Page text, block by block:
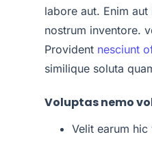
labore aut. Enim
nostrum inventore.
Provident nesciunt
similique soluta
Voluptas nemo
Velit earum